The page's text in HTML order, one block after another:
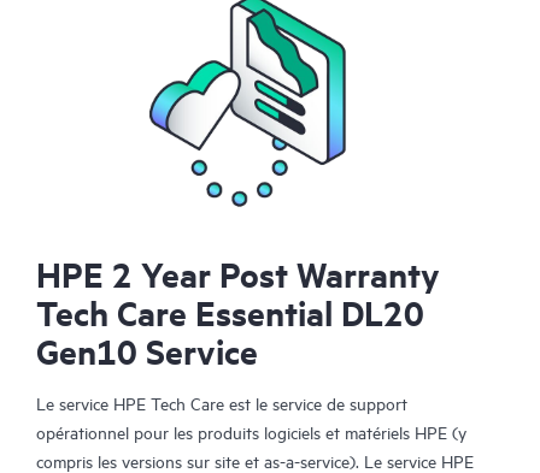
HPE 2 Year Post Warranty
Tech Care Essential DL20
Gen10 Service
Le service HPE Tech Care est le service de support
opérationnel pour les produits logiciels et matériels HPE (y
compris les versions sur site et as-a-service). Le service HPE